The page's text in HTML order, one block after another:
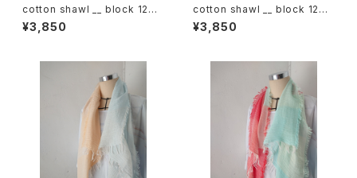
cotton shawl __ block 120
白木蓮w
¥3,850
cotton shawl __ block 120
天泣w
¥3,850